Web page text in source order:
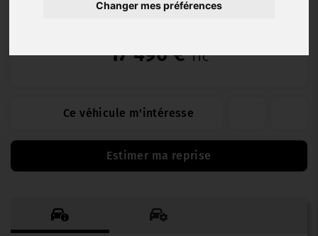
Changer mes préférences
17 490 €TTC
Ce véhicule m'intéresse
Estimer ma reprise